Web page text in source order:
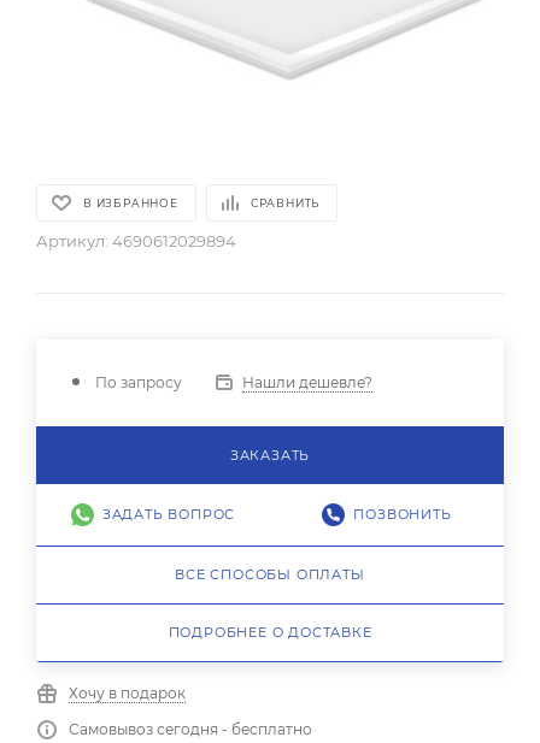
В ИЗБРАННОЕ СРАВНИТЬ
Артикул: 4690612029894
По запросу Нашли дешевле?
ЗАКАЗАТЬ
ЗАДАТЬ ВОПРОС ПОЗВОНИТЬ
ВСЕ СПОСОБЫ ОПЛАТЫ
ПОДРОБНЕЕ О ДОСТАВКЕ
Хочу в подарок
Самовывоз сегодня - бесплатно